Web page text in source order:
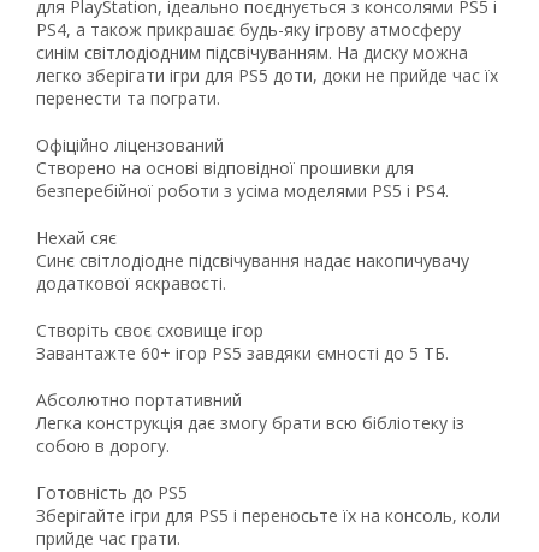
19
для PlayStation, ідеально поєднується з консолями PS5 і
PS4, а також прикрашає будь-яку ігрову атмосферу
синім світлодіодним підсвічуванням. На диску можна
легко зберігати ігри для PS5 доти, доки не прийде час їх
перенести та пограти.
Офіційно ліцензований
Створено на основі відповідної прошивки для
безперебійної роботи з усіма моделями PS5 і PS4.
Нехай сяє
Синє світлодіодне підсвічування надає накопичувачу
додаткової яскравості.
Створіть своє сховище ігор
Завантажте 60+ ігор PS5 завдяки ємності до 5 ТБ.
Абсолютно портативний
Легка конструкція дає змогу брати всю бібліотеку із
собою в дорогу.
Готовність до PS5
Зберігайте ігри для PS5 і переносьте їх на консоль, коли
прийде час грати.